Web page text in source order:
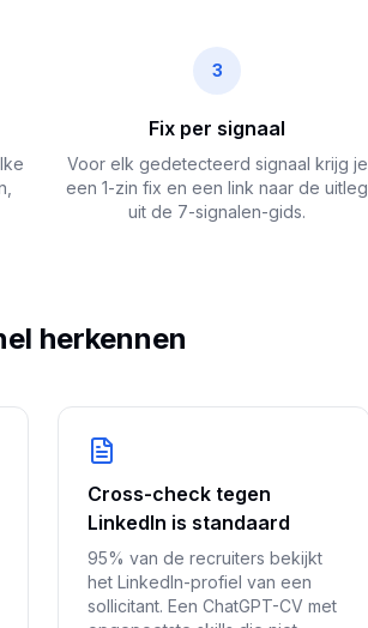
3
Fix per signaal
Voor elk gedetecteerd signaal krijg je
een 1-zin fix en een link naar de uitleg
uit de 7-signalen-gids.
herkennen
Cross-check tegen
LinkedIn is standaard
95% van de recruiters bekijkt
het LinkedIn-profiel van een
sollicitant. Een ChatGPT-CV met